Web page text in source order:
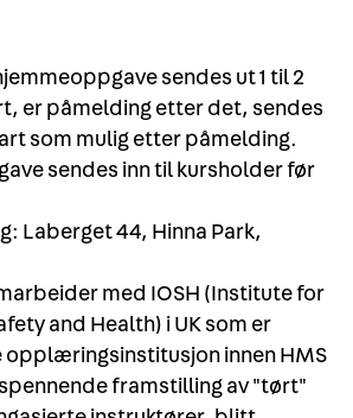
sendes ut 1 til 2
er påmelding etter det, sendes
som mulig etter påmelding.
sendes inn til kursholder før
Laberget 44, Hinna Park,
med IOSH (Institute for
and Health) i UK som er
opplæringsinstitusjon innen HMS
framstilling av "tørt"